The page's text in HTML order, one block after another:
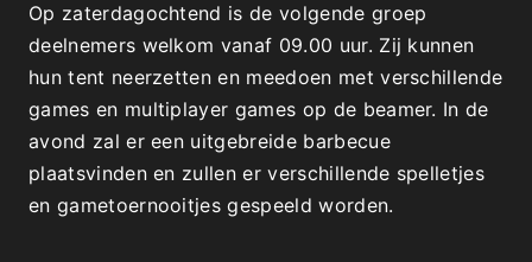
Op zaterdagochtend is de volgende groep
deelnemers welkom vanaf 09.00 uur. Zij kunnen
hun tent neerzetten en meedoen met verschillende
games en multiplayer games op de beamer. In de
avond zal er een uitgebreide barbecue
plaatsvinden en zullen er verschillende spelletjes
en gametoernooitjes gespeeld worden.